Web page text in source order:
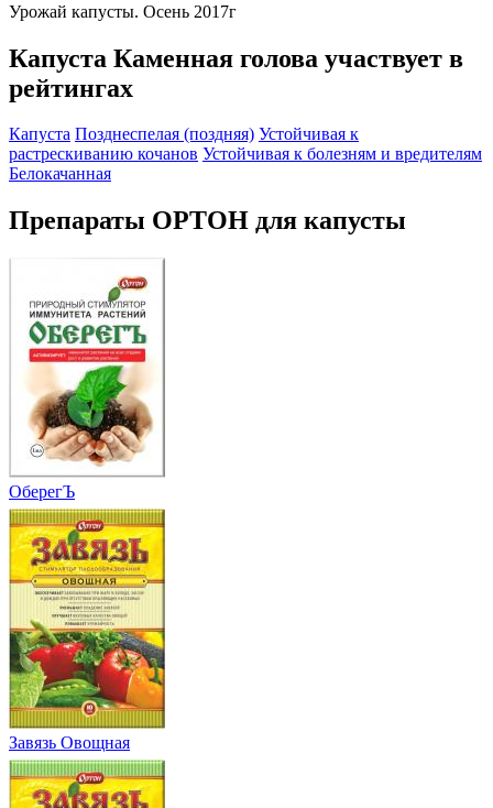
Урожай капусты. Осень 2017г
Капуста Каменная голова участвует в
рейтингах
Капуста Позднеспелая (поздняя) Устойчивая к
растрескиванию кочанов Устойчивая к болезням и вредителям
Белокачанная
Препараты ОРТОН для капусты
ОберегЪ
Завязь Овощная